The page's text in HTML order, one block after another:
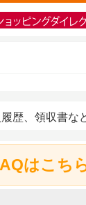
歴、領収書な
はこち